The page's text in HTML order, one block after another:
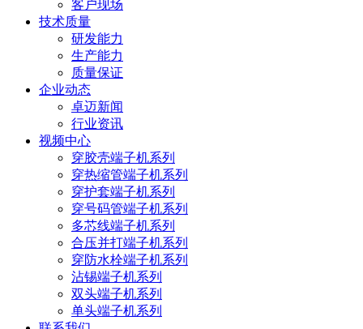
客户现场
技术质量
研发能力
生产能力
质量保证
企业动态
卓迈新闻
行业资讯
视频中心
穿胶壳端子机系列
穿热缩管端子机系列
穿护套端子机系列
穿号码管端子机系列
多芯线端子机系列
合压并打端子机系列
穿防水栓端子机系列
沾锡端子机系列
双头端子机系列
单头端子机系列